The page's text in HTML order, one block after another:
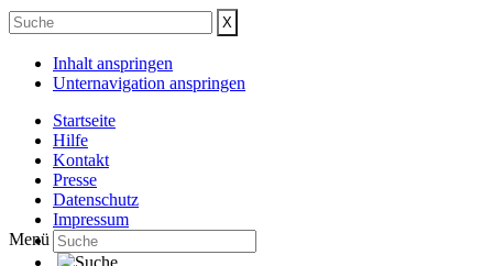
Inhalt anspringen
Unternavigation anspringen
Startseite
Hilfe
Kontakt
Presse
Datenschutz
Impressum
Menü